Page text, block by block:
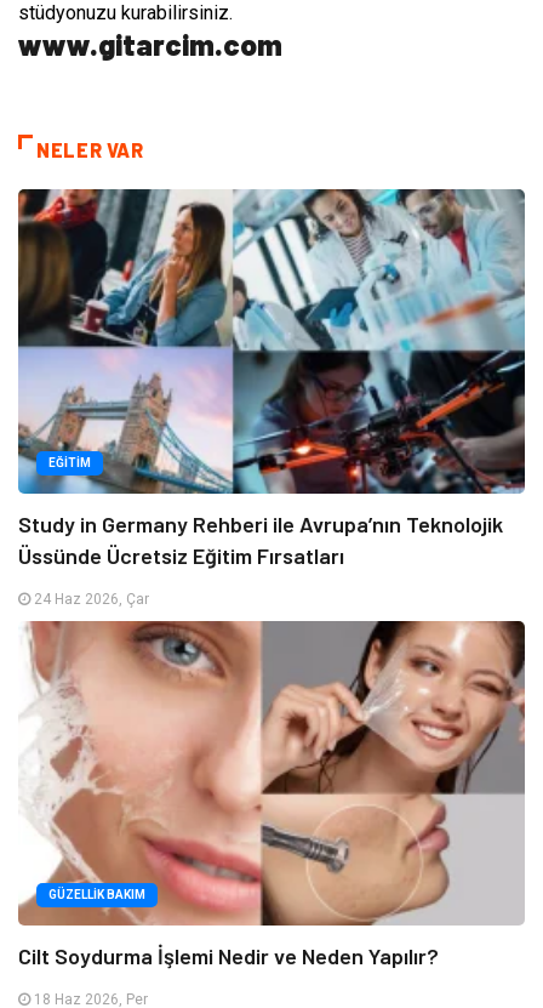
stüdyonuzu kurabilirsiniz.
www.gitarcim.com
NELER VAR
EĞITIM
Study in Germany Rehberi ile Avrupa’nın Teknolojik
Üssünde Ücretsiz Eğitim Fırsatları
24 Haz 2026, Çar
GÜZELLIK BAKIM
Cilt Soydurma İşlemi Nedir ve Neden Yapılır?
18 Haz 2026, Per